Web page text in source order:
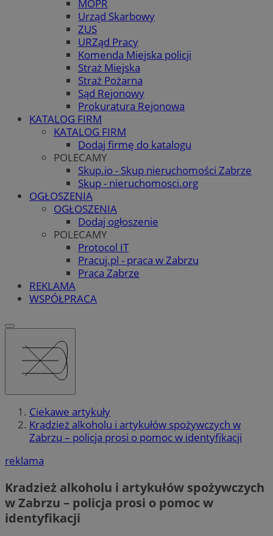
MOPR
Urząd Skarbowy
ZUS
URZąd Pracy
Komenda Miejska policji
Straż Miejska
Straż Pożarna
Sąd Rejonowy
Prokuratura Rejonowa
KATALOG FIRM
KATALOG FIRM
Dodaj firmę do katalogu
POLECAMY
Skup.io - Skup nieruchomości Zabrze
Skup - nieruchomosci.org
OGŁOSZENIA
OGŁOSZENIA
Dodaj ogłoszenie
POLECAMY
Protocol IT
Pracuj.pl - praca w Zabrzu
Praca Zabrze
REKLAMA
WSPÓŁPRACA
Ciekawe artykuły
Kradzież alkoholu i artykułów spożywczych w
Zabrzu – policja prosi o pomoc w identyfikacji
reklama
Kradzież alkoholu i artykułów spożywczych
w Zabrzu – policja prosi o pomoc w
identyfikacji